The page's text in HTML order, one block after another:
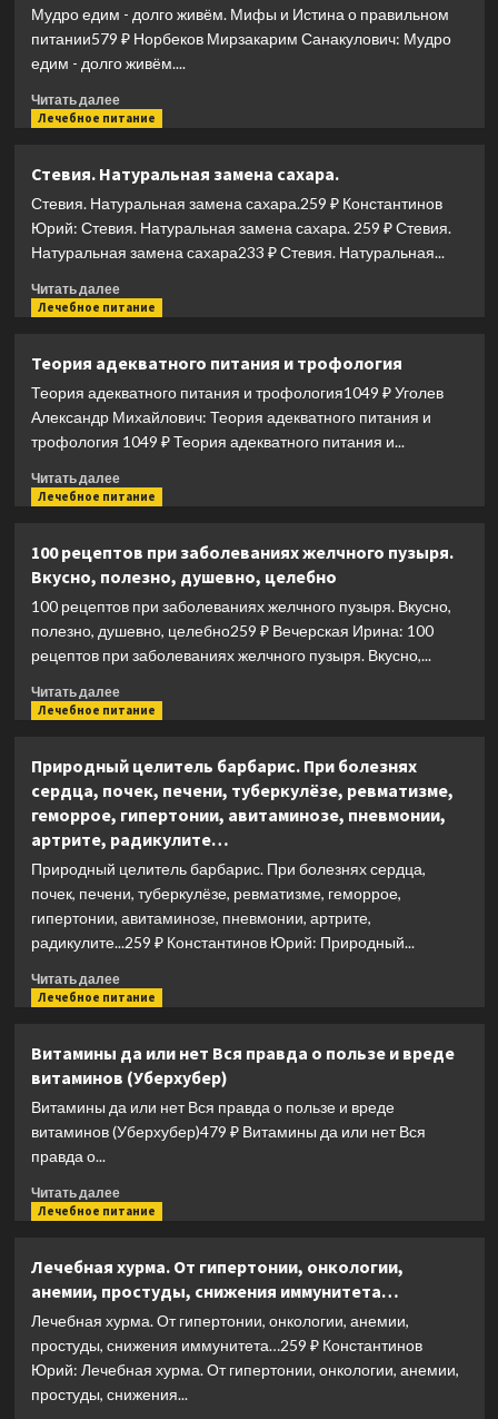
склероз
и
возвращает
память
Мудро едим - долго живём. Мифы и Истина о правильном
питании579 ₽ Норбеков Мирзакарим Санакулович: Мудро
едим - долго живём....
Читать далееПрочитать
больше
едим
—
долго
и
Истина
питании
Лечебное питание
Стевия. Натуральная замена сахара.
Стевия. Натуральная замена сахара.259 ₽ Константинов
Юрий: Стевия. Натуральная замена сахара. 259 ₽ Стевия.
Натуральная замена сахара233 ₽ Стевия. Натуральная...
Читать далееПрочитать
больше
Натуральная
замена
сахара.
Лечебное питание
Теория адекватного питания и трофология
Теория адекватного питания и трофология1049 ₽ Уголев
Александр Михайлович: Теория адекватного питания и
трофология 1049 ₽ Теория адекватного питания и...
Читать далееПрочитать
больше
адекватного
питания
и
Лечебное питание
100 рецептов при заболеваниях желчного пузыря.
Вкусно, полезно, душевно, целебно
100 рецептов при заболеваниях желчного пузыря. Вкусно,
полезно, душевно, целебно259 ₽ Вечерская Ирина: 100
рецептов при заболеваниях желчного пузыря. Вкусно,...
Читать далееПрочитать
больше
рецептов
при
заболеваниях
желчного
Вкусно,
полезно,
душевно,
целебно
Лечебное питание
Природный целитель барбарис. При болезнях
сердца, почек, печени, туберкулёзе, ревматизме,
геморрое, гипертонии, авитаминозе, пневмонии,
артрите, радикулите…
Природный целитель барбарис. При болезнях сердца,
почек, печени, туберкулёзе, ревматизме, геморрое,
гипертонии, авитаминозе, пневмонии, артрите,
радикулите...259 ₽ Константинов Юрий: Природный...
Читать далееПрочитать
больше
целитель
барбарис.
При
болезнях
сердца,
печени,
туберкулёзе,
гипертонии,
авитаминозе,
пневмонии,
артрите,
радикулите…
Лечебное питание
Витамины да или нет Вся правда о пользе и вреде
витаминов (Уберхубер)
Витамины да или нет Вся правда о пользе и вреде
витаминов (Уберхубер)479 ₽ Витамины да или нет Вся
правда о...
Читать далееПрочитать
больше
да
или
нет
о
пользе
Лечебное питание
Лечебная хурма. От гипертонии, онкологии,
анемии, простуды, снижения иммунитета…
Лечебная хурма. От гипертонии, онкологии, анемии,
простуды, снижения иммунитета…259 ₽ Константинов
Юрий: Лечебная хурма. От гипертонии, онкологии, анемии,
простуды, снижения...